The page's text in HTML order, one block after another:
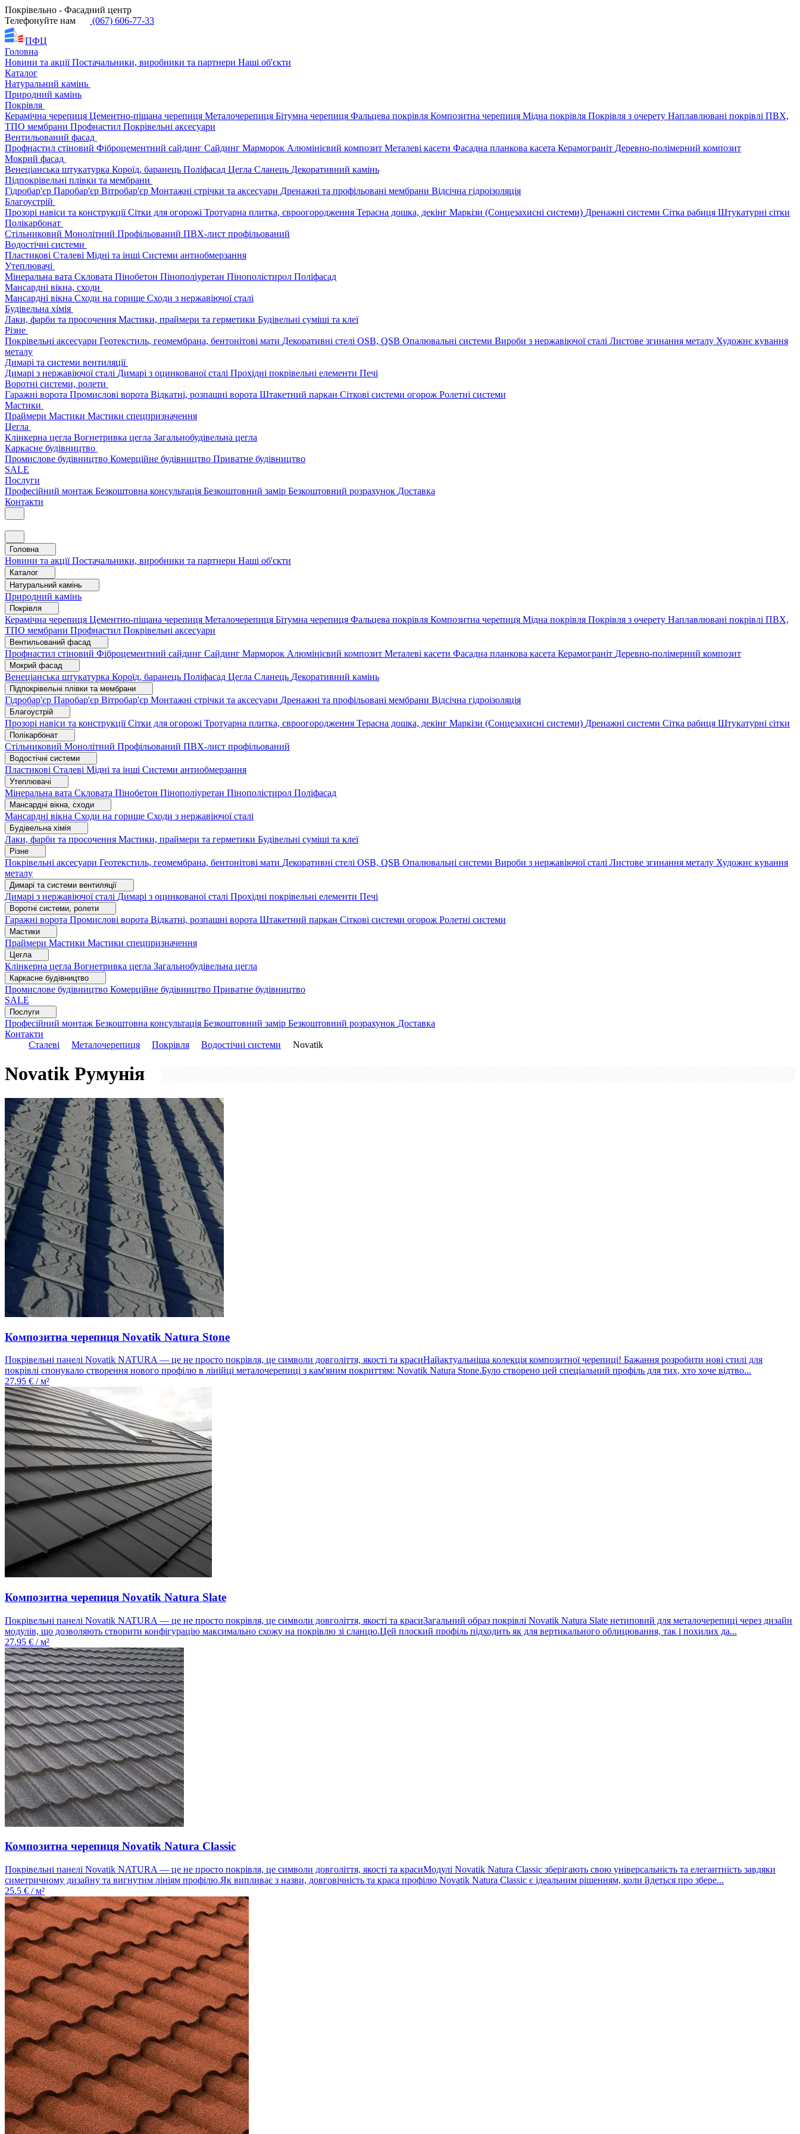
Покрівельно - Фасадний центр
Телефонуйте нам
(067) 606-77-33
ПФЦ
Головна
Новини та акціїПостачальники, виробники та партнери Наші об'єкти
Каталог
Натуральний камінь
Природний камінь
Покрівля
Керамічна черепиця Цементно-піщана черепиця Металочерепиця Бітумна черепиця Фальцева покрівля Композитна черепиця Мідна покрівля Покрівля з очерету Наплавлювані покрівлі ПВХ,
ТПО мембрани Профнастил Покрівельні аксесуари
Вентильований фасад
Профнастил стіновий Фіброцементний сайдинг Сайдинг Марморок Алюмінієвий композит Металеві касети Фасадна планкова касета Керамограніт Деревно-полімерний композит
Мокрий фасад
Венеціанська штукатурка Короїд, баранець Поліфасад Цегла Сланець Декоративний камінь
Підпокрівельні плівки та мембрани
Гідробар'єр Паробар'єр Вітробар'єр Монтажні стрічки та аксесуари Дренажні та профільовані мембрани Відсічна гідроізоляція
Благоустрій
Прозорі навіси та конструкціїСітки для огорожі Тротуарна плитка, євроогородження Терасна дошка, декінг Маркізи (Сонцезахисні системи) Дренажні системи Сітка рабиця Штукатурні сітки
Полікарбонат
Стільниковий Монолітний Профільований ПВХ-лист профільований
Водостічні системи
Пластикові Сталеві Мідні та інші Системи антиобмерзання
Утеплювачі
Мінеральна вата Скловата Пінобетон Пінополіуретан Пінополістирол Поліфасад
Мансардні вікна, сходи
Мансардні вікна Сходи на горище Сходи з нержавіючої сталі
Будівельна хімія
Лаки, фарби та просочення Мастики, праймери та герметики Будівельні суміші та клеї
Різне
Покрівельні аксесуари Геотекстиль, геомембрана, бентонітові мати Декоративні стелі OSB, QSB Опалювальні системи Вироби з нержавіючої сталі Листове згинання металу Художнє кування
металу
Димарі та системи вентиляції
Димарі з нержавіючої сталі Димарі з оцинкованої сталі Прохідні покрівельні елементи Печі
Воротні системи, ролети
Гаражні ворота Промислові ворота Відкатні, розпашні ворота Штакетний паркан Сіткові системи огорож Ролетні системи
Мастики
Праймери Мастики Мастики спецпризначення
Цегла
Клінкерна цегла Вогнетривка цегла Загальнобудівельна цегла
Каркасне будівництво
Промислове будівництво Комерційне будівництво Приватне будівництво
SALE
Послуги
Професійний монтаж Безкоштовна консультація Безкоштовний замір Безкоштовний розрахунок Доставка
Контакти
Головна
Новини та акціїПостачальники, виробники та партнери Наші об'єкти
Каталог
Натуральний камінь
Природний камінь
Покрівля
Керамічна черепиця Цементно-піщана черепиця Металочерепиця Бітумна черепиця Фальцева покрівля Композитна черепиця Мідна покрівля Покрівля з очерету Наплавлювані покрівлі ПВХ,
ТПО мембрани Профнастил Покрівельні аксесуари
Вентильований фасад
Профнастил стіновий Фіброцементний сайдинг Сайдинг Марморок Алюмінієвий композит Металеві касети Фасадна планкова касета Керамограніт Деревно-полімерний композит
Мокрий фасад
Венеціанська штукатурка Короїд, баранець Поліфасад Цегла Сланець Декоративний камінь
Підпокрівельні плівки та мембрани
Гідробар'єр Паробар'єр Вітробар'єр Монтажні стрічки та аксесуари Дренажні та профільовані мембрани Відсічна гідроізоляція
Благоустрій
Прозорі навіси та конструкціїСітки для огорожі Тротуарна плитка, євроогородження Терасна дошка, декінг Маркізи (Сонцезахисні системи) Дренажні системи Сітка рабиця Штукатурні сітки
Полікарбонат
Стільниковий Монолітний Профільований ПВХ-лист профільований
Водостічні системи
Пластикові Сталеві Мідні та інші Системи антиобмерзання
Утеплювачі
Мінеральна вата Скловата Пінобетон Пінополіуретан Пінополістирол Поліфасад
Мансардні вікна, сходи
Мансардні вікна Сходи на горище Сходи з нержавіючої сталі
Будівельна хімія
Лаки, фарби та просочення Мастики, праймери та герметики Будівельні суміші та клеї
Різне
Покрівельні аксесуари Геотекстиль, геомембрана, бентонітові мати Декоративні стелі OSB, QSB Опалювальні системи Вироби з нержавіючої сталі Листове згинання металу Художнє кування
металу
Димарі та системи вентиляції
Димарі з нержавіючої сталі Димарі з оцинкованої сталі Прохідні покрівельні елементи Печі
Воротні системи, ролети
Гаражні ворота Промислові ворота Відкатні, розпашні ворота Штакетний паркан Сіткові системи огорож Ролетні системи
Мастики
Праймери Мастики Мастики спецпризначення
Цегла
Клінкерна цегла Вогнетривка цегла Загальнобудівельна цегла
Каркасне будівництво
Промислове будівництво Комерційне будівництво Приватне будівництво
SALE
Послуги
Професійний монтаж Безкоштовна консультація Безкоштовний замір Безкоштовний розрахунок Доставка
Контакти
Сталеві
Металочерепиця Покрівля Водостічні системи Novatik
Novatik Румунія
Композитна черепиця Novatik Natura Stone
Покрівельні панелі Novatik NATURA — це не просто покрівля, це символи довголіття, якості та красиНайактуальніша колекція композитної черепиці! Бажання розробити нові стилі для
покрівлі спонукало створення нового профілю в лінійці металочерепиці з кам'яним покриттям: Novatik Natura Stone.Було створено цей спеціальний профіль для тих, хто хоче відтво...
27.95 € / м²
Композитна черепиця Novatik Natura Slate
Покрівельні панелі Novatik NATURA — це не просто покрівля, це символи довголіття, якості та красиЗагальний образ покрівлі Novatik Natura Slate нетиповий для металочерепиці через дизайн
модулів, що дозволяють створити конфігурацію максимально схожу на покрівлю зі сланцю.Цей плоский профіль підходить як для вертикального облицювання, так і похилих да...
27.95 € / м²
Композитна черепиця Novatik Natura Classic
Покрівельні панелі Novatik NATURA — це не просто покрівля, це символи довголіття, якості та красиМодулі Novatik Natura Classic зберігають свою універсальність та елегантність завдяки
симетричному дизайну та вигнутим лініям профілю.Як випливає з назви, довговічність та краса профілю Novatik Natura Classic є ідеальним рішенням, коли йдеться про збере...
25.5 € / м²